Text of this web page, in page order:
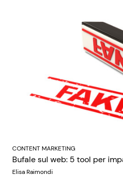
CONTENT MARKETING
Bufale sul web: 5 tool per
Elisa Raimondi